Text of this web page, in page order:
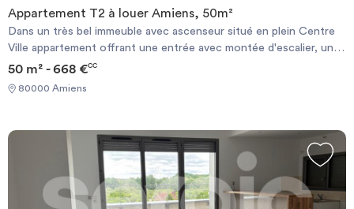
Appartement T2 à louer Amiens, 50m²
Dans un très bel immeuble avec ascenseur situé en plein Centre
Ville appartement offrant une entrée avec montée d'escalier, un
grand séjour avec poutres apparentes avec son coin cuisine, une
électrique. Les informations sur les risques auxquels ce bien est
https://www.georisques.gouv.fr
50 m² - 668 €CC
80000 Amiens